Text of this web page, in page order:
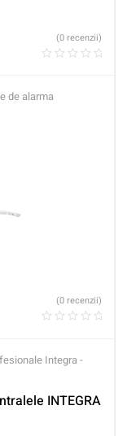
(0 recenzii)
de alarma
(0 recenzii)
Integra -
INTEGRA